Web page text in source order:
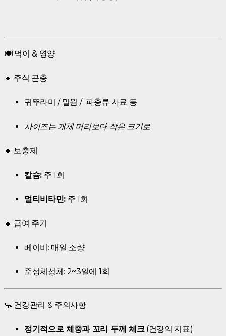
🍽️ 먹이 & 영양
🔸 주식 곤충
귀뚜라미 / 밀웜 / 파충류 사료 등
사이즈는 개체 머리보다 작은 크기로
🔸 보충제
칼슘: 주 1회
멀티비타민: 주 1회
🔸 급여 주기
베이비: 매일 소량
준성체성체: 2~3일에 1회
🧼 건강관리 & 주의사항
정기적으로 체중과 꼬리 두께 체크(건강의 지표)